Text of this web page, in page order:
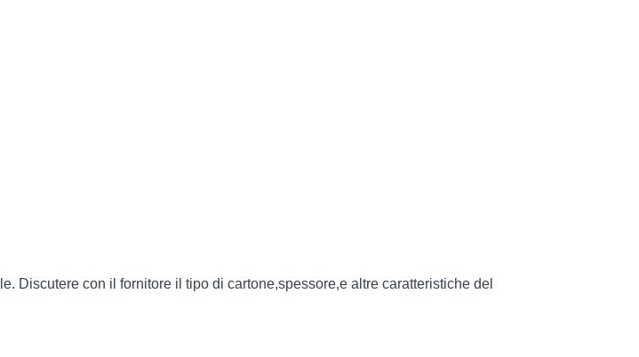
Discutere con il fornitore il tipo di cartone,spessore,e altre caratteristiche del